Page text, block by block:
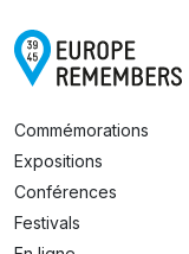
Commémorations
Expositions
Conférences
Festivals